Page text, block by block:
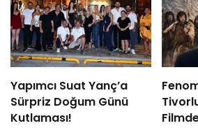
Yapımcı Suat Yanç’a
Sürpriz Doğum Günü
Kutlaması!